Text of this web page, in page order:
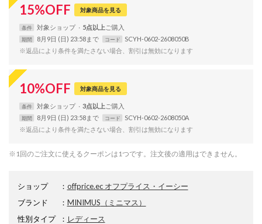
15%OFF 対象商品を見る
条件 対象ショップ 5点以上
期間 8月9日 (日) 23:58まで コード
SCYH-0602-2608050B
※返品により条件を満たさない場合、割引は無効になります
10%OFF 対象商品を見る
条件 対象ショップ 3点以上
期間 8月9日 (日) 23:58まで コード
SCYH-0602-2608050A
※返品により条件を満たさない場合、割引は無効になります
※1回のご注文に使えるクーポンは1つです。注文後の適用はできません。
ショップ ： offprice.ec オフプライス・イーシー
ブランド
： MINIMUS （ミニマス）
性別タイプ
： レディース